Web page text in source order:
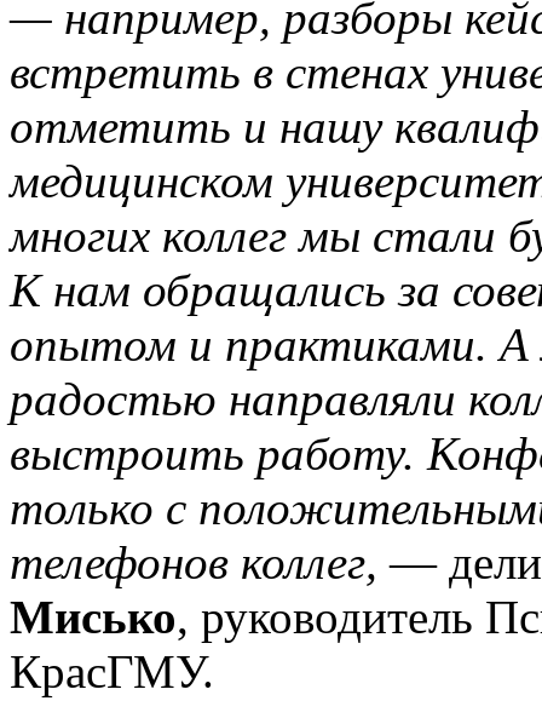
— например, разборы
встретить в стенах
отметить и нашу
медицинском
многих коллег мы стали
К нам обращались за
опытом и практиками. А
радостью направляли
выстроить работу.
только с
телефонов коллег, —
Мисько, руководитель
КрасГМУ.